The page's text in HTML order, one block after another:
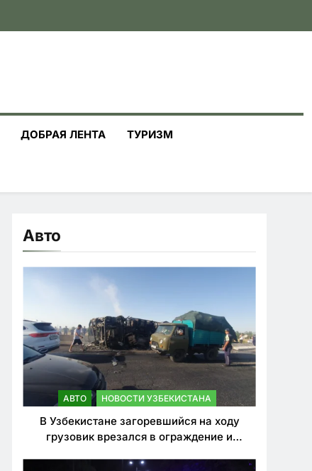
ДОБРАЯ ЛЕНТА ТУРИЗМ
Авто
АВТО НОВОСТИ УЗБЕКИСТАНА
В Узбекистане загоревшийся на ходу
грузовик врезался в ограждение и